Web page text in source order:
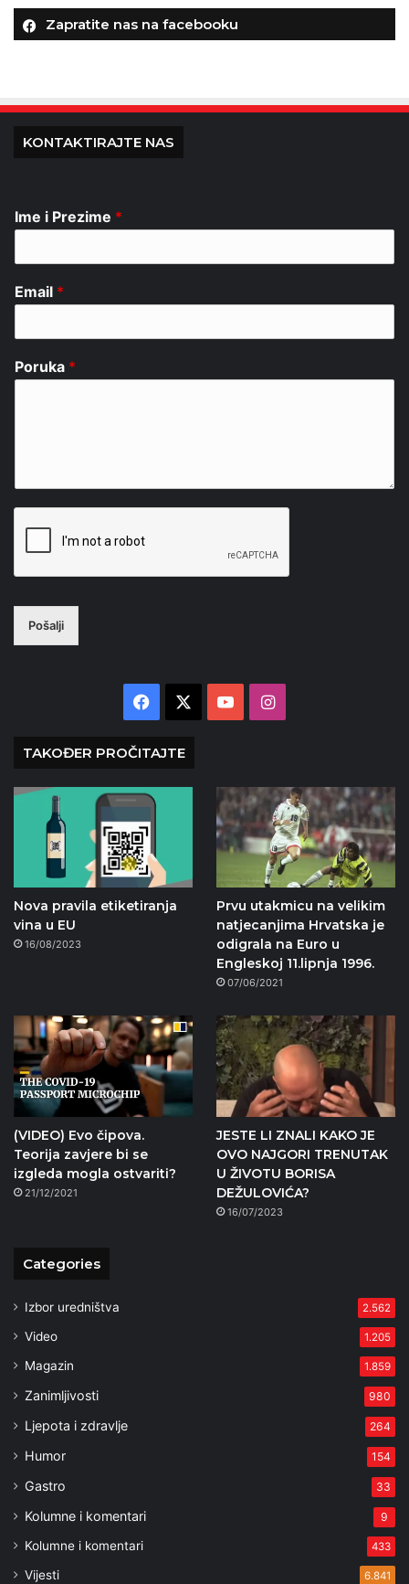
Zapratite nas na facebooku
KONTAKTIRAJTE NAS
Ime i Prezime *
Email *
Poruka *
Pošalji
Facebook YouTubeInstagram
TAKOĐER PROČITAJTE
Nova pravila etiketiranja
vina u EU
16/08/2023
Prvu utakmicu na velikim
natjecanjima Hrvatska je
odigrala na Euro u
Engleskoj 11.lipnja 1996.
07/06/2021
(VIDEO) Evo čipova.
Teorija zavjere bi se
izgleda mogla ostvariti?
21/12/2021
JESTE LI ZNALI KAKO JE
OVO NAJGORI TRENUTAK
U ŽIVOTU BORISA
DEŽULOVIĆA?
16/07/2023
Categories
Izbor uredništva 2.562
Video 1.205
Magazin 1.859
Zanimljivosti 980
Ljepota i zdravlje 264
Humor 154
Gastro 33
Kolumne i komentari 9
Kolumne i komentari 433
Vijesti 6.841